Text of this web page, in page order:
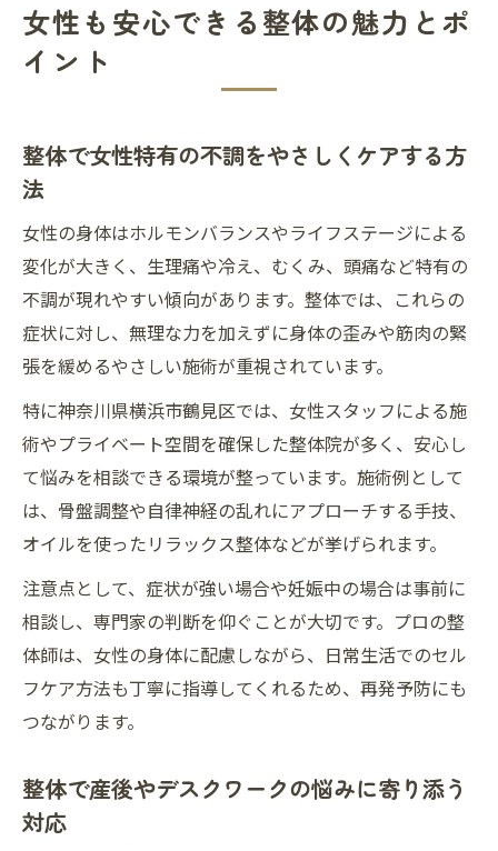
女性も安心できる整体の魅力とポ
イント
整体で女性特有の不調をやさしくケアする方
法
女性の身体はホルモンバランスやライフステージによる
変化が大きく、生理痛や冷え、むくみ、頭痛など特有の
不調が現れやすい傾向があります。整体では、これらの
症状に対し、無理な力を加えずに身体の歪みや筋肉の緊
張を緩めるやさしい施術が重視されています。
特に神奈川県横浜市鶴見区では、女性スタッフによる施
術やプライベート空間を確保した整体院が多く、安心し
て悩みを相談できる環境が整っています。施術例として
は、骨盤調整や自律神経の乱れにアプローチする手技、
オイルを使ったリラックス整体などが挙げられます。
注意点として、症状が強い場合や妊娠中の場合は事前に
相談し、専門家の判断を仰ぐことが大切です。プロの整
体師は、女性の身体に配慮しながら、日常生活でのセル
フケア方法も丁寧に指導してくれるため、再発予防にも
つながります。
整体で産後やデスクワークの悩みに寄り添う
対応